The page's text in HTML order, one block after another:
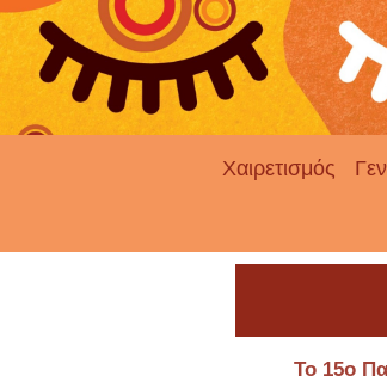
Χαιρετισμός
Το 15ο